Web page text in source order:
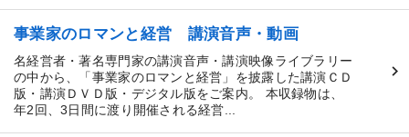
事業家のロマンと経営 講演音声・動画
名経営者・著名専門家の講演音声・講演映像ライブラリー
の中から、「事業家のロマンと経営」を披露した講演ＣＤ
版・講演ＤＶＤ版・デジタル版をご案内。 本収録物は、
年2回、3日間に渡り開催される経営...